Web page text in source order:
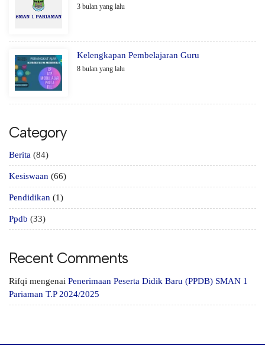
3 bulan yang lalu
Kelengkapan Pembelajaran Guru
8 bulan yang lalu
Category
Berita (84)
Kesiswaan (66)
Pendidikan (1)
Ppdb (33)
Recent Comments
Rifqi mengenai Penerimaan Peserta Didik Baru (PPDB) SMAN 1
Pariaman T.P 2024/2025